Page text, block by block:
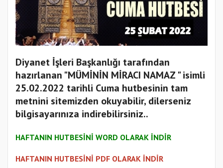
Diyanet İşleri Başkanlığı tarafından
hazırlanan "MÜMİNİN MİRACI NAMAZ " isimli
25.02.2022 tarihli Cuma hutbesinin tam
metnini sitemizden okuyabilir, dilerseniz
bilgisayarınıza indirebilirsiniz..
HAFTANIN HUTBESİNİ WORD OLARAK İNDİR
HAFTANIN HUTBESİNİ PDF OLARAK İNDİR